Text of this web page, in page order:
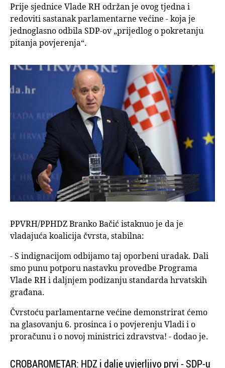
Prije sjednice Vlade RH održan je ovog tjedna i
redoviti sastanak parlamentarne većine - koja je
jednoglasno odbila SDP-ov „prijedlog o pokretanju
pitanja povjerenja“.
PPVRH/PPHDZ Branko Bačić istaknuo je da je
vladajuća koalicija čvrsta, stabilna:
- S indignacijom odbijamo taj oporbeni uradak. Dali
smo punu potporu nastavku provedbe Programa
Vlade RH i daljnjem podizanju standarda hrvatskih
građana.
Čvrstoću parlamentarne većine demonstrirat ćemo
na glasovanju 6. prosinca i o povjerenju Vladi i o
proračunu i o novoj ministrici zdravstva! - dodao je.
CROBAROMETAR: HDZ i dalje uvjerljivo prvi - SDP-u